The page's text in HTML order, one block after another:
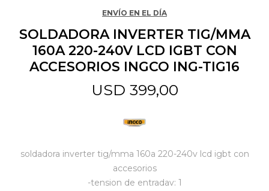
ENVÍO EN EL DÍA
SOLDADORA INVERTER TIG/MMA
160A 220-240V LCD IGBT CON
ACCESORIOS INGCO ING-TIG16
USD 399,00
soldadora inverter tig/mma 160a 220-240v lcd igbt con
accesorios
-tension de entradav: 1
Mascotas
Juguetes y artículos para bebé